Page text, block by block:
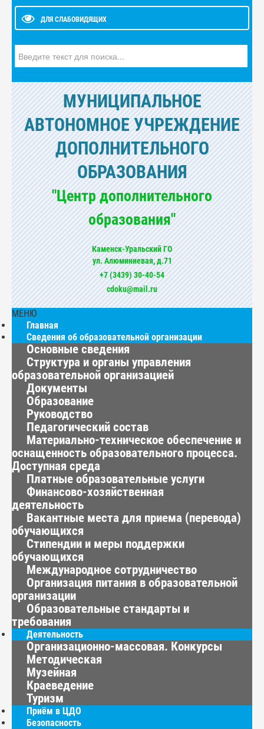
ДЛЯ СЛАБОВИДЯЩИХ
МУНИЦИПАЛЬНОЕ
АВТОНОМНОЕ УЧРЕЖДЕНИЕ
ДОПОЛНИТЕЛЬНОГО
ОБРАЗОВАНИЯ
"Центр дополнительного
образования"
Каменск-Уральский ГО
ул. Алюминиевая, д.71
+7 (3439) 30-40-54
cdoku@mail.ru
МЕНЮ
Главная
Сведения об образовательной организации
Основные сведения
Структура и органы управления
образовательной организацией
Документы
Образование
Руководство
Педагогический состав
Материально-техническое обеспечение и
оснащенность образовательного процесса.
Доступная среда
Платные образовательные услуги
Финансово-хозяйственная
деятельность
Вакантные места для приема (перевода)
обучающихся
Стипендии и меры поддержки
обучающихся
Международное сотрудничество
Организация питания в образовательной
организации
Образовательные стандарты и
требования
Деятельность
Организационно-массовая. Конкурсы
Методическая
Музейная
Краеведение
Туризм
Приём в ЦДО
Безопасность